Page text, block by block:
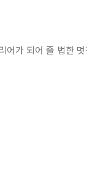
어가 되어 줄 법한